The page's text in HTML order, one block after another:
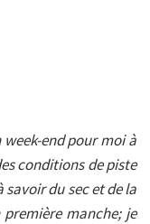
week-end pour moi à
conditions de piste
du sec et de la
première manche; je